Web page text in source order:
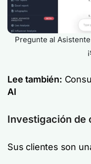
Pregunte al
Lee también:
AI
Investigación de
Sus clientes son